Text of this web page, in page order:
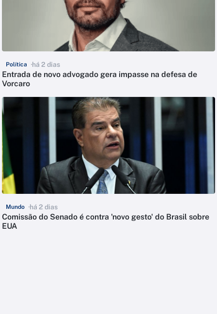
Política há 2 dias
Entrada de novo advogado gera impasse na defesa de
Vorcaro
Mundo há 2 dias
Comissão do Senado é contra 'novo gesto' do Brasil sobre
EUA